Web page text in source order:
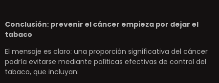
Conclusión: prevenir el cáncer empieza por dejar el
tabaco
El mensaje es claro: una proporción significativa del cáncer
podría evitarse mediante políticas efectivas de control del
tabaco, que incluyan: